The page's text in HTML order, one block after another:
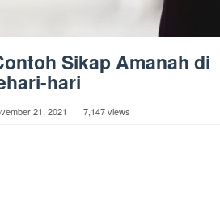
Sikap Amanah di
hari
21, 2021 7,147 views